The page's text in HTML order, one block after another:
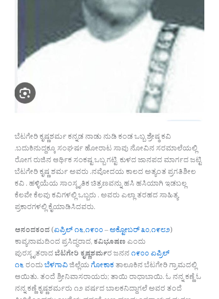
ಬೆಟಗೇರಿ ಕೃಷ್ಣಶರ್ಮ ಕನ್ನಡ ನಾಡು ನುಡಿ ಕಂಡ ಒಬ್ಬ ಶ್ರೇಷ್ಠ ಕವಿ
.ಬದುಕಿನುದ್ದಕ್ಕೂ ಸಂಘರ್ಷ ಹೋರಾಟ ಸಾವು ನೋವಿನ ಸರಮಾಲೆಯಲ್ಲಿ
ರೋಗ ರುಜಿನ ಆರ್ಥಿಕ ಸಂಕಷ್ಟ ಒಬ್ಬ ಗಟ್ಟಿ ಕುಳದ ಜಾನಪದ ಮಾರ್ಗದ ಜಟ್ಟಿ
ಬೆಟಗೇರಿ ಕೃಷ್ಣ ಶರ್ಮ ಅವರು .ನವೋದಯ ಕಾಲದ ಅತ್ಯಂತ ಪ್ರಗತಿಶೀಲ
ಕವಿ . ಹಳ್ಳಿಯೆಯ ಸಾಂಸ್ಕೃತಿಕ ಚಿತ್ರಣವನ್ನು ಹಸಿ ಹಸಿಯಾಗಿ ಇಡಬಲ್ಲ
ಕೆಲವೇ ಕೆಲವು ಕವಿಗಳಲ್ಲಿ ಒಬ್ಬರು . ಅವರು ಎಲ್ಲಾ ತರಹದ ಸಾಹಿತ್ಯ
ಪ್ರಕಾರಗಳಲ್ಲಿ ಕೈಯಾಡಿಸಿದವರು.
ಆನಂದಕಂದ(ಏಪ್ರಿಲ್ ೧೬,೧೯೦೦–ಅಕ್ಟೋಬರ್ ೩೦,೧೯೮೨)
ಕಾವ್ಯನಾಮದಿಂದ ಪ್ರಸಿದ್ಧರಾದ,ಕವಿಭೂಷಣ ಎಂದು
ಪುರಸ್ಕೃತರಾದಬೆಟಗೇರಿ ಕೃಷ್ಣಶರ್ಮರ ಜನನ ೧೯೦೦ ಏಪ್ರಿಲ್
೧೬ರಂದುಬೆಳಗಾವಿಜಿಲ್ಲೆಯಗೋಕಾಕ ತಾಲೂಕಿನ ಬೆಟಗೇರಿ ಗ್ರಾಮದಲ್ಲಿ
ಆಯಿತು. ತಂದೆ ಶ್ರೀನಿವಾಸರಾಯರು; ತಾಯಿ ರಾಧಾಬಾಯಿ. ಓ ನನ್ನ ಕಣ್ಣೆ ಓ
ನನ್ನ ಕಣ್ಣೆ ಕೃಷ್ಣಶರ್ಮರು ೧೨ ವರ್ಷದ ಬಾಲಕನಿದ್ದಾಗಲೆ ಅವರ ತಂದೆ